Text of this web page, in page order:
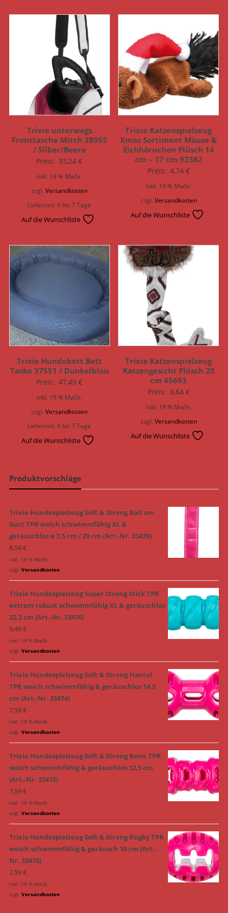
Trixie unterwegs
Fronttasche Mitch 28955
/ Silber/Beere
Preis: 33,24€
inkl. 19 % MwSt.
zzgl.Versandkosten
Lieferzeit:4 bis 7 Tage
Auf die Wunschliste
Trixie Katzenspielzeug
Xmas Sortiment Mäuse &
Eichhörnchen Plüsch 14
cm – 17 cm 92382
Preis: 4,74 €
inkl. 19 % MwSt.
zzgl. Versandkosten
Auf die Wunschliste
Trixie Hundebett Bett
Tasko 37551 / Dunkelblau
Preis: 47,49€
inkl. 19 % MwSt.
zzgl.Versandkosten
Lieferzeit:4 bis 7 Tage
Auf die Wunschliste
Trixie Katzenspielzeug
Katzengesicht Plüsch 20
cm 45693
Preis: 6,64 €
inkl. 19 % MwSt.
zzgl.Versandkosten
Auf die Wunschliste
Produktvorschläge
Trixie Hundespielzeug Soft & Strong Ball am
Gurt TPR weich schwimmfähig XL &
geräuschlos ø 7,5 cm / 29 cm (Art.-Nr. 33478)
8,54€
inkl. 19 % MwSt.
zzgl. Versandkosten
Trixie Hundespielzeug Super Strong Stick TPR
extrem robust schwimmfähig XL & geräuschlos
22,2 cm (Art.-Nr. 33470)
9,49€
inkl. 19 % MwSt.
zzgl. Versandkosten
Trixie Hundespielzeug Soft & Strong Hantel
TPR weich schwimmfähig & geräuschlos 14,5
cm (Art.-Nr. 33474)
7,59€
inkl. 19 % MwSt.
zzgl. Versandkosten
Trixie Hundespielzeug Soft & Strong Bone TPR
weich schwimmfähig & geräuschlos 12,5 cm
(Art.-Nr. 33472)
7,59€
inkl. 19 % MwSt.
zzgl. Versandkosten
Trixie Hundespielzeug Soft & Strong Rugby TPR
weich schwimmfähig & geräusch 10 cm (Art.-
Nr. 33476)
7,59€
inkl. 19 % MwSt.
zzgl. Versandkosten